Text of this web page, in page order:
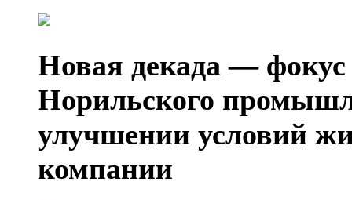
Новая декада — фокус
Норильского
улучшении условий
компании